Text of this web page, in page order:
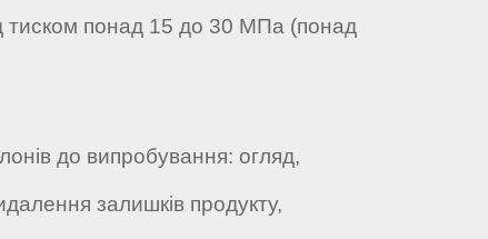
тиском понад 15 до 30 МПа (понад
до випробування: огляд,
залишків продукту,